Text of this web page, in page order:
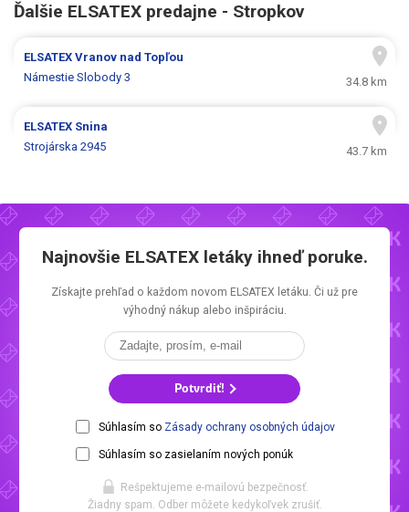
Ďalšie ELSATEX predajne - Stropkov
ELSATEXVranov nad Topľou
Námestie Slobody 3
34.8 km
ELSATEX Snina
Strojárska 2945
43.7 km
Najnovšie ELSATEX letákyihneď poruke.
Získajte prehľad o každom novom ELSATEX letáku. Či už pre
výhodný nákup alebo inšpiráciu.
Potvrdiť!
Súhlasím so Zásady ochrany osobných údajov
Súhlasím so zasielaním nových ponúk
Rešpektujeme e-mailovú bezpečnosť.
Žiadny spam. Odber môžete kedykoľvek zrušiť.